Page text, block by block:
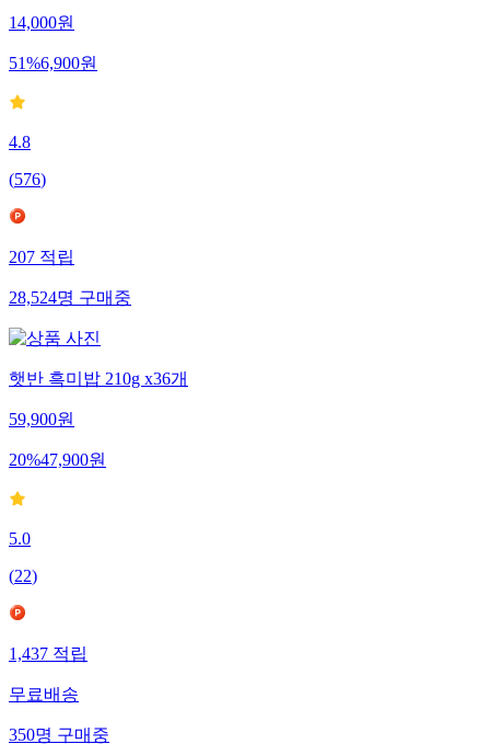
14,000원
51%6,900원
4.8
(576)
207적립
28,524명구매중
햇반 흑미밥 210g x36개
59,900원
20%47,900원
5.0
(22)
1,437적립
무료배송